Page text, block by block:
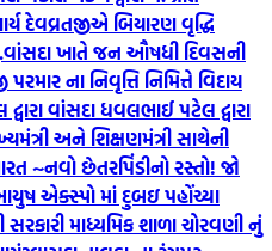
દેવવ્રતજીએ બિયારણ વૃદ્ધિ
વાંસદા ખાતે જન ઔષધી દિવસની
ના નિવૃત્તિ નિમિત્તે વિદાય
વાંસદા ધવલભાઈ પટેલ દ્વારા
અને શિક્ષણમંત્રી સાથેની
~નવો છેતરપિંડીનો રસ્તો! જો
એક્સ્પો માં દુબઇ પહોંચ્યા
સરકારી માધ્યમિક શાળા ચોરવણી નું